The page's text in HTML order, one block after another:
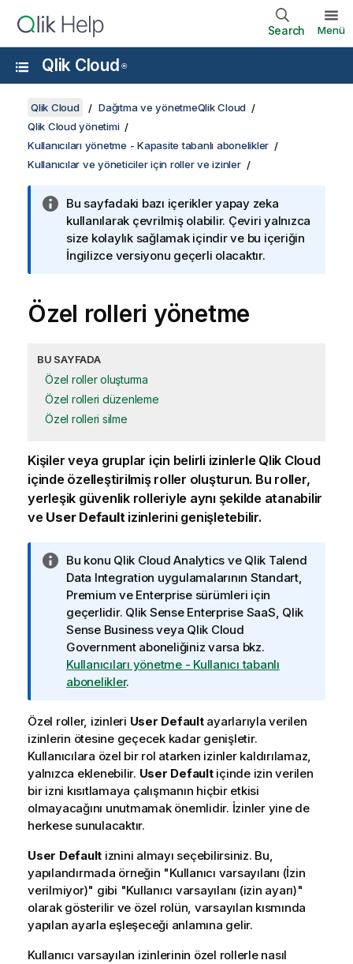
Search Menü
Qlik Cloud ®
Qlik Cloud
Dağıtma ve yönetmeQlik Cloud
Qlik Cloud yönetimi
Kullanıcıları yönetme - Kapasite tabanlı abonelikler
Kullanıcılar ve yöneticiler için roller ve izinler
Bu sayfadaki bazı içerikler yapay zeka
kullanılarak çevrilmiş olabilir. Çeviri yalnızca
size kolaylık sağlamak içindir ve bu içeriğin
İngilizce versiyonu geçerli olacaktır.
Özel rolleri yönetme
BU SAYFADA
Özel roller oluşturma
Özel rolleri düzenleme
Özel rolleri silme
Kişiler veya gruplar için belirli izinlerle Qlik Cloud
içinde özelleştirilmiş roller oluşturun. Bu roller,
yerleşik güvenlik rolleriyle aynı şekilde atanabilir
ve User Defaultizinlerini genişletebilir.
B
i
l
g
i
n
o
t
Bu konu Qlik Cloud Analytics ve Qlik Talend
Data Integration uygulamalarının Standart,
Premium ve Enterprise sürümleri için
geçerlidir. Qlik Sense Enterprise SaaS, Qlik
Sense Businessveya Qlik Cloud
Governmentaboneliğiniz varsa bkz.
Kullanıcıları yönetme - Kullanıcı tabanlı
abonelikler.
Özel roller, izinleri User Defaultayarlarıyla verilen
izinlerin ötesine geçecek kadar genişletir.
Kullanıcılara özel bir rol atarken izinler kaldırılamaz,
yalnızca eklenebilir. User Defaultiçinde izin verilen
bir izni kısıtlamaya çalışmanın hiçbir etkisi
olmayacağını unutmamak önemlidir. İzinler yine de
herkese sunulacaktır.
User Default iznini almayı seçebilirsiniz. Bu,
yapılandırmada örneğin "Kullanıcı varsayılanı (İzin
verilmiyor)" gibi "Kullanıcı varsayılanı (izin ayarı)"
olarak gösterilir ve özel rolün, varsayılan kısmında
yapılan ayarla eşleşeceği anlamına gelir.
Kullanıcı varsayılan izinlerinin özel rollerle nasıl